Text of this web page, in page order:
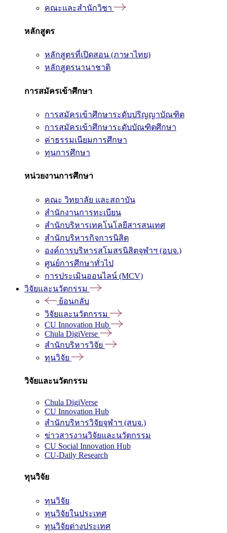
คณะและสำนักวิชา
หลักสูตร
หลักสูตรที่เปิดสอน (ภาษาไทย)
หลักสูตรนานาชาติ
การสมัครเข้าศึกษา
การสมัครเข้าศึกษาระดับปริญญาบัณฑิต
การสมัครเข้าศึกษาระดับบัณฑิตศึกษา
ค่าธรรมเนียมการศึกษา
ทุนการศึกษา
หน่วยงานการศึกษา
คณะ วิทยาลัย และสถาบัน
สำนักงานการทะเบียน
สำนักบริหารเทคโนโลยีสารสนเทศ
สำนักบริหารกิจการนิสิต
องค์การบริหารสโมสรนิสิตจุฬาฯ (อบจ.)
ศูนย์การศึกษาทั่วไป
การประเมินออนไลน์ (MCV)
วิจัยและนวัตกรรม
ย้อนกลับ
วิจัยและนวัตกรรม
CU Innovation Hub
Chula DigiVerse
สำนักบริหารวิจัย
ทุนวิจัย
วิจัยและนวัตกรรม
Chula DigiVerse
CU Innovation Hub
สำนักบริหารวิจัยจุฬาฯ (สบจ.)
ข่าวสารงานวิจัยและนวัตกรรม
CU Social Innovation Hub
CU-Daily Research
ทุนวิจัย
ทุนวิจัย
ทุนวิจัยในประเทศ
ทุนวิจัยต่างประเทศ